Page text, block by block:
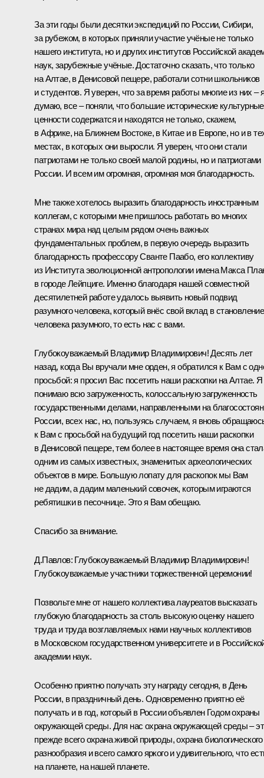
За эти годы были десятки экспедиций по России, Сибири,
за рубежом, в которых приняли участие учёные не только
нашего института, но и других институтов Российской
наук, зарубежные учёные. Достаточно сказать, что только
на Алтае, в Денисовой пещере, работали сотни школьников
и студентов. Я уверен, что за время работы многие из них –
думаю, все – поняли, что большие исторические культурные
ценности содержатся и находятся не только, скажем,
в Африке, на Ближнем Востоке, в Китае и в Европе, но и в
местах, в которых они выросли. Я уверен, что они стали
патриотами не только своей малой родины, но и патриотами
России. И всем им огромная, огромная моя благодарность.
Мне также хотелось выразить благодарность иностранным
коллегам, с которыми мне пришлось работать во многих
странах мира над целым рядом очень важных
фундаментальных проблем, в первую очередь выразить
благодарность профессору Сванте Паабо, его коллективу
из Института эволюционной антропологии имена Макса
в городе Лейпциге. Именно благодаря нашей совместной
десятилетней работе удалось выявить новый подвид
разумного человека, который внёс свой вклад в становление
человека разумного, то есть нас с вами.
Глубокоуважаемый Владимир Владимирович! Десять лет
назад, когда Вы вручали мне орден, я обратился к Вам с
просьбой: я просил Вас посетить наши раскопки на Алтае. Я
понимаю всю загруженность, колоссальную загруженность
государственными делами, направленными на
России, всех нас, но, пользуясь случаем, я вновь
к Вам с просьбой на будущий год посетить наши раскопки
в Денисовой пещере, тем более в настоящее время она
одним из самых известных, знаменитых археологических
объектов в мире. Большую лопату для раскопок мы Вам
не дадим, а дадим маленький совочек, которым играются
ребятишки в песочнице. Это я Вам обещаю.
Спасибо за внимание.
Д.Павлов: Глубокоуважаемый Владимир Владимирович!
Глубокоуважаемые участники торжественной церемонии!
Позвольте мне от нашего коллектива лауреатов высказать
глубокую благодарность за столь высокую оценку нашего
труда и труда возглавляемых нами научных коллективов
в Московском государственном университете и в
академии наук.
Особенно приятно получать эту награду сегодня, в День
России, в праздничный день. Одновременно приятно её
получать и в год, который в России объявлен Годом охраны
окружающей среды. Для нас охрана окружающей среды –
прежде всего охрана живой природы, охрана биологического
разнообразия и всего самого яркого и удивительного, что
на планете, на нашей планете.